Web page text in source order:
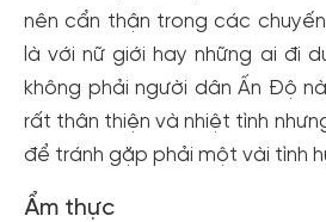
nên cẩn thận trong các
là với nữ giới hay những ai đi
không phải người dân Ấn Độ
rất thân thiện và nhiệt tình
để tránh gặp phải một vài tình
Ẩm thực